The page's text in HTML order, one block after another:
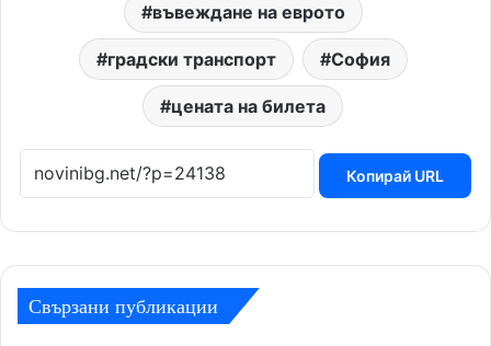
въвеждане на еврото
градски транспорт София
цената на билета
Копирай URL
Свързани публикации